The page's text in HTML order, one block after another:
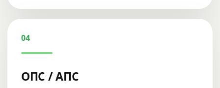
04
ОПС / АПС